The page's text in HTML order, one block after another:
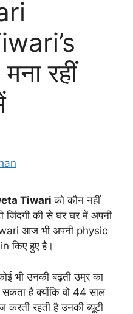
रहीं
Tiwariको कौन नहीं
की से घर घर में अपनी
आज भी अपनी physic
किए हुए है।
भी उनकी बढ़ती उम्र का
सकता है क्योंकि वो 44 साल
करती रहती है उनकी ब्यूटी